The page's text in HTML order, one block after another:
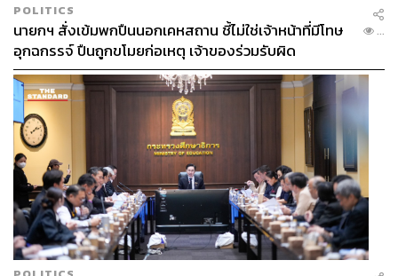
POLITICS
นายกฯ สั่งเข้มพกปืนนอกเคหสถาน ชี้ไม่ใช่เจ้าหน้าที่มีโทษ
อุกฉกรรจ์ ปืนถูกขโมยก่อเหตุ เจ้าของร่วมรับผิด
...